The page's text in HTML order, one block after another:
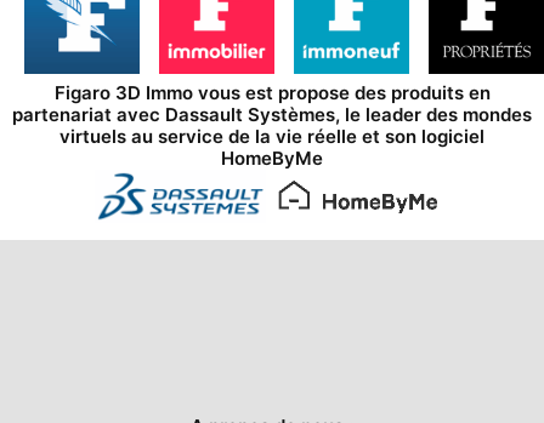
Figaro 3D Immo vous est propose des produits en
partenariat avec Dassault Systèmes, le leader des mondes
virtuels au service de la vie réelle et son logiciel
HomeByMe